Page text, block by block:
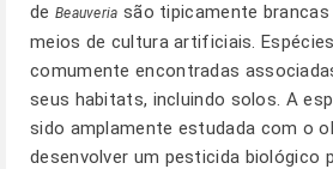
de Beauveria são tipicamente
meios de cultura artificiais.
comumente encontradas
seus habitats, incluindo solos. A
sido amplamente estudada com o
desenvolver um pesticida biológico